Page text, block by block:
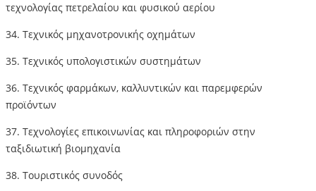
τεχνολογίας πετρελαίου και φυσικού αερίου
34. Τεχνικός μηχανοτρονικής οχημάτων
35. Τεχνικός υπολογιστικών συστημάτων
36. Τεχνικός φαρμάκων, καλλυντικών και παρεμφερών
προϊόντων
37. Τεχνολογίες επικοινωνίας και πληροφοριών στην
ταξιδιωτική βιομηχανία
38. Τουριστικός συνοδός